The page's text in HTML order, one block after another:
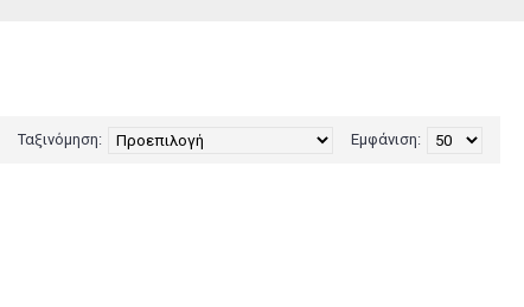
Εμφάνιση:
Ταξινόμηση: